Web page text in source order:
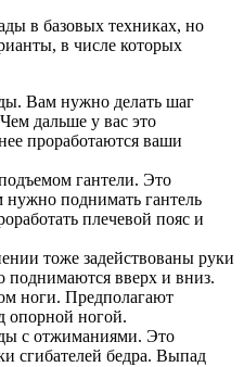
в базовых техниках, но
в числе которых
Вам нужно делать шаг
дальше у вас это
проработаются ваши
гантели. Это
поднимать гантель
плечевой пояс и
тоже задействованы руки
поднимаются вверх и вниз.
ноги. Предполагают
опорной ногой.
с отжиманиями. Это
сгибателей бедра. Выпад